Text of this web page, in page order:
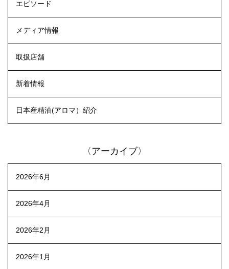
エピソード
メディア情報
取扱店舗
新着情報
日本産精油(アロマ）紹介
〈アーカイブ〉
2026年6月
2026年4月
2026年2月
2026年1月